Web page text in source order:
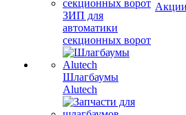
ЗИП для
автоматики
секционных ворот
Шлагбаумы
Alutech
Акции